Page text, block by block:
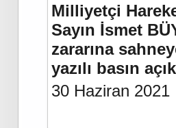
Milliyetçi
Sayın İsmet
zararına
yazılı basın
30 Haziran 2021